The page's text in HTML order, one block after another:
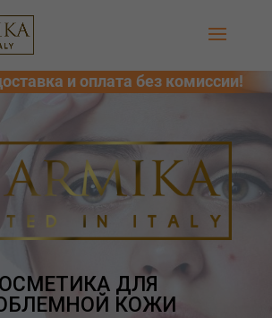
ДЛЯ
КОЖИ